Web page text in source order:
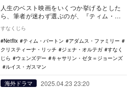
人生のベスト映画をいくつか挙げるとした
ら、筆者が迷わず選ぶのが、『ティム・バ
だ。死者の世…
すなくじら
Netflix
ティム・バートン
アダムス・ファミリー
クリスティーナ・リッチ
ジェナ・オルテガ
すなく
じら
ウェンズデー
キャサリン・ゼタ＝ジョーンズ
ルイス・ガスマン
海外ドラマ 2025.04.23 23:20